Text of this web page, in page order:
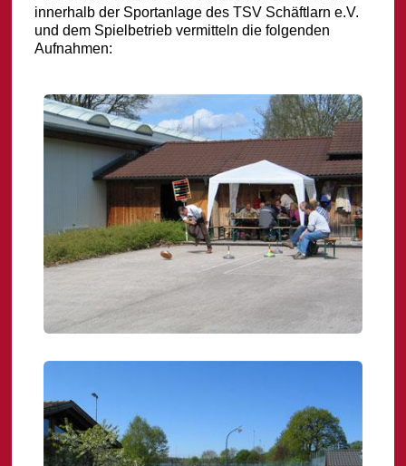
innerhalb der Sportanlage des TSV Schäftlarn e.V.
und dem Spielbetrieb vermitteln die folgenden
Aufnahmen: